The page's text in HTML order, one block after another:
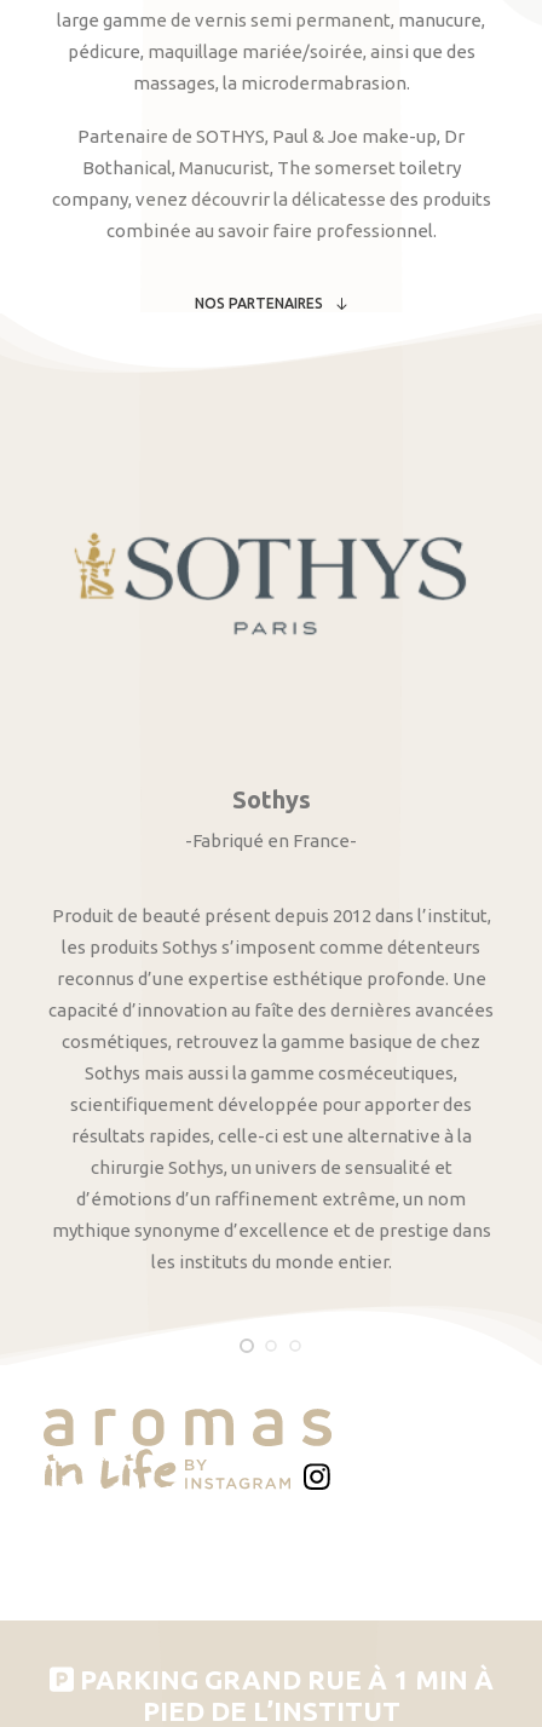
large gamme de vernis semi permanent, manucure,
pédicure, maquillage mariée/soirée, ainsi que des
massages, la microdermabrasion.
Partenaire de SOTHYS, Paul & Joe make-up, Dr
Bothanical, Manucurist, The somerset toiletry
company, venez découvrir la délicatesse des produits
combinée au savoir faire professionnel.
NOS PARTENAIRES
Sothys
-Fabriqué en France-
Produit de beauté présent depuis 2012 dans l’institut,
les produits Sothys s’imposent comme détenteurs
reconnus d’une expertise esthétique profonde. Une
capacité d’innovation au faîte des dernières avancées
cosmétiques, retrouvez la gamme basique de chez
Sothys mais aussi la gamme cosméceutiques,
scientifiquement développée pour apporter des
résultats rapides, celle-ci est une alternative à la
chirurgie Sothys, un univers de sensualité et
d’émotions d’un raffinement extrême, un nom
mythique synonyme d’excellence et de prestige dans
les instituts du monde entier.
PARKING GRAND RUE À 1 MIN À
PIED DE L’INSTITUT